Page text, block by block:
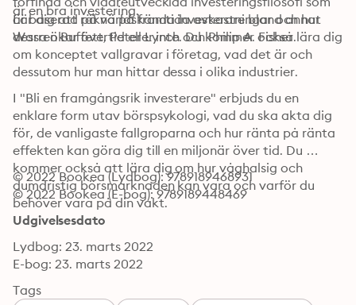
är baserad på världskända investerare bland annat
Warren Buffett, Peter Lynch och Philip A. Fisher.
är en bra investering.
Lär dig att räkna på framtida avkastningar och hur
dessa ökar övertid eller inte. Du kommer också lära dig
om konceptet vallgravar i företag, vad det är och
I "Bli en framgångsrik investerare" erbjuds du en
enklare form utav börspsykologi, vad du ska akta dig
för, de vanligaste fallgroparna och hur ränta på ränta
effekten kan göra dig till en miljonär över tid. Du
kommer också att lära dig om hur våghalsig och
dumdristig börsmarknaden kan vara och varför du
behöver vara på din vakt.
© 2022 Bookea (Lydbog): 9789189468931
© 2022 Bookea (E-bog): 9789189448469
Udgivelsesdato
Lydbog: 23. marts 2022
E-bog: 23. marts 2022
Tags